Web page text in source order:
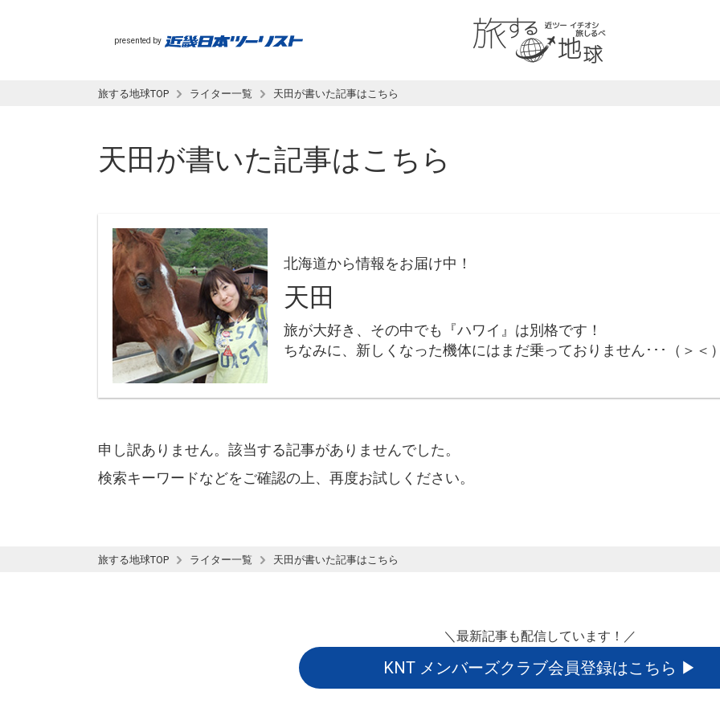
presented by
旅する地球TOP ライター一覧 天田が書いた記事はこちら
天田 が書いた記事はこちら
北海道から情報をお届け中！
天田
旅が大好き、その中でも『ハワイ』は別格です！
ちなみに、新しくなった機体にはまだ乗っておりません･･･（＞＜
申し訳ありません。該当する記事がありませんでした。
検索キーワードなどをご確認の上、再度お試しください。
旅する地球TOP ライター一覧 天田が書いた記事はこちら
＼最新記事も配信しています！／
KNT メンバーズクラブ会員登録はこちら